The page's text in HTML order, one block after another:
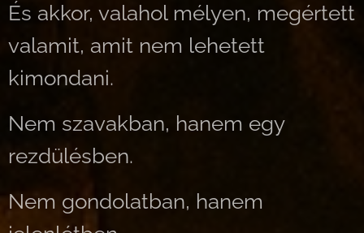
És akkor, valahol mélyen, megértett
valamit, amit nem lehetett
kimondani.
Nem szavakban, hanem egy
rezdülésben.
Nem gondolatban, hanem